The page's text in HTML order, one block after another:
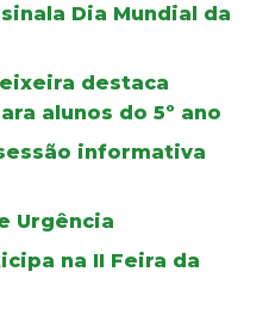
Dia Mundial da
destaca
alunos do 5º ano
informativa
Urgência
na II Feira da